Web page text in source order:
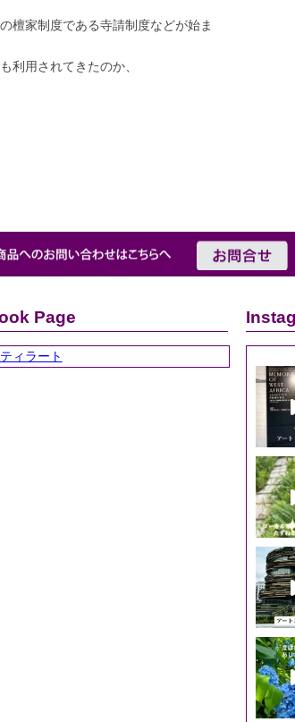
檀家制度である寺請制度などが始ま
利用されてきたのか、
Page
ィラート